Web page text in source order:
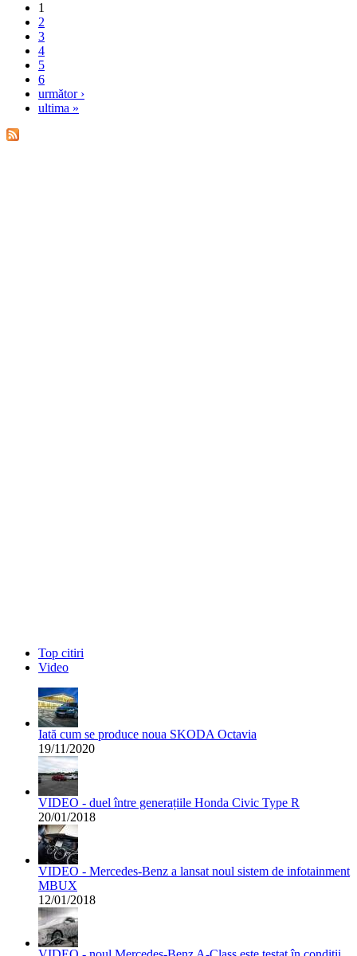
1
2
3
4
5
6
următor ›
ultima »
Top citiri
Video
Iată cum se produce noua SKODA Octavia
19/11/2020
VIDEO - duel între generațiile Honda Civic Type R
20/01/2018
VIDEO - Mercedes-Benz a lansat noul sistem de infotainment
MBUX
12/01/2018